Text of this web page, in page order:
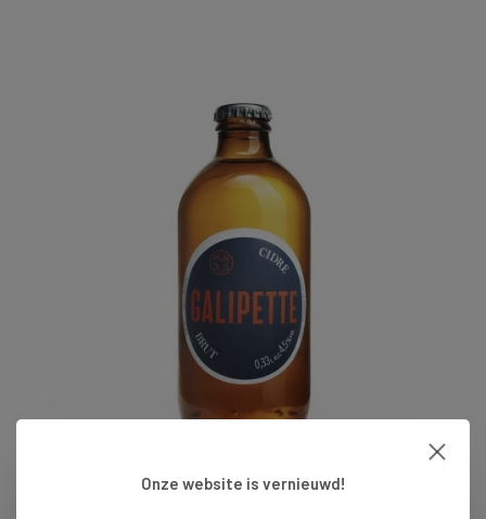
Onze website is vernieuwd!